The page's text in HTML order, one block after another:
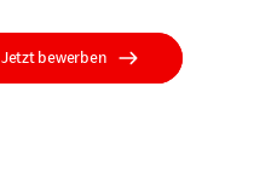
Jetzt bewerben